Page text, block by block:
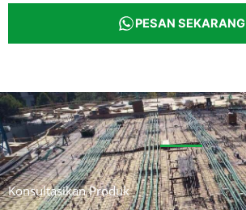
PESAN SEKARANG
Konsultasikan Produk